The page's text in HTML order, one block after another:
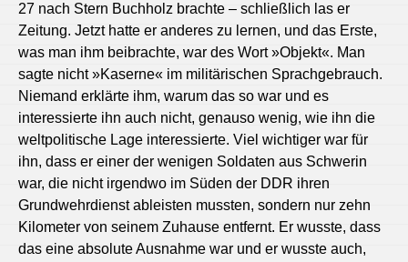
27 nach Stern Buchholz brachte – schließlich las er
Zeitung. Jetzt hatte er anderes zu lernen, und das Erste,
was man ihm beibrachte, war des Wort »Objekt«. Man
sagte nicht »Kaserne« im militärischen Sprachgebrauch.
Niemand erklärte ihm, warum das so war und es
interessierte ihn auch nicht, genauso wenig, wie ihn die
weltpolitische Lage interessierte. Viel wichtiger war für
ihn, dass er einer der wenigen Soldaten aus Schwerin
war, die nicht irgendwo im Süden der DDR ihren
Grundwehrdienst ableisten mussten, sondern nur zehn
Kilometer von seinem Zuhause entfernt. Er wusste, dass
das eine absolute Ausnahme war und er wusste auch,